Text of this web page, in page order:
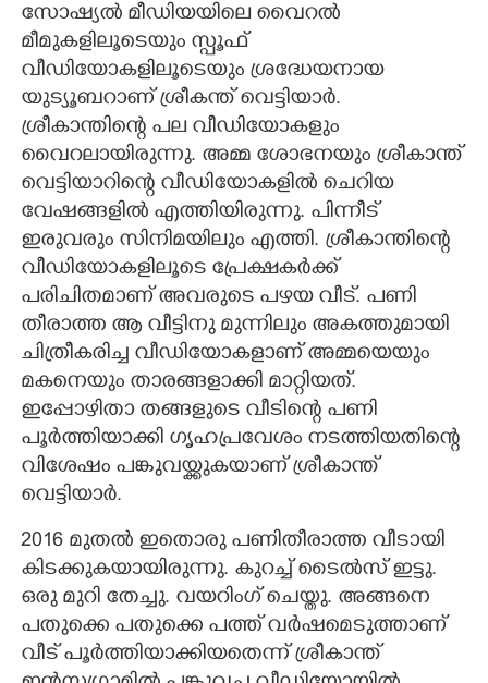
CARTOONS
LITERATURE
ZOOM
CONTACT US
സോഷ്യൽ മീഡിയയിലെ വൈറൽ
മീമുകളിലൂടെയും സ്പൂഫ്
വീഡിയോകളിലൂടെയും ശ്രദ്ധേയനായ
യുട്യൂബറാണ് ശ്രീകന്ത് വെട്ടിയാർ.
ശ്രീകാന്തിന്റെ പല വീഡിയോകളും
വൈറലായിരുന്നു. അമ്മ ശോഭനയും ശ്രീകാന്ത്
വെട്ടിയാറിന്റെ വീഡിയോകളിൽ ചെറിയ
വേഷങ്ങളിൽ എത്തിയിരുന്നു. പിന്നീട്
ഇരുവരും സിനിമയിലും എത്തി. ശ്രീകാന്തിന്റെ
വീഡിയോകളിലൂടെ പ്രേക്ഷകർക്ക്
പരിചിതമാണ് അവരുടെ പഴയ വീട്. പണി
തീരാത്ത ആ വീട്ടിനു മുന്നിലും അകത്തുമായി
ചിത്രീകരിച്ച വീഡിയോകളാണ് അമ്മയെയും
മകനെയും താരങ്ങളാക്കി മാറ്റിയത്.
ഇപ്പോഴിതാ തങ്ങളുടെ വീടിന്റെ പണി
പൂർത്തിയാക്കി ഗൃഹപ്രവേശം നടത്തിയതിന്റെ
വിശേഷം പങ്കുവയ്ക്കുകയാണ് ശ്രീകാന്ത്
വെട്ടിയാർ.
2016 മുതൽ ഇതൊരു പണിതീരാത്ത വീടായി
കിടക്കുകയായിരുന്നു. കുറച്ച് ടൈൽസ് ഇട്ടു.
ഒരു മുറി തേച്ചു. വയറിംഗ് ചെയ്തു. അങ്ങനെ
പതുക്കെ പതുക്കെ പത്ത് വർഷമെടുത്താണ്
വീട് പൂർത്തിയാക്കിയതെന്ന് ശ്രീകാന്ത്